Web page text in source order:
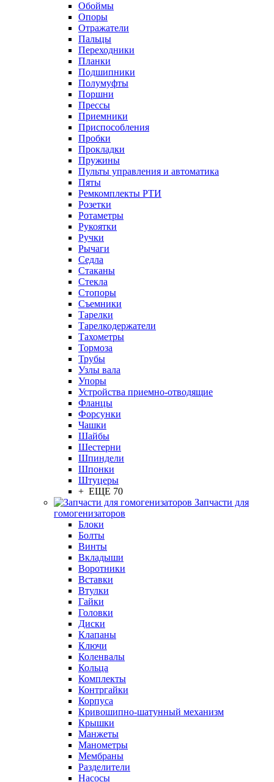
Обоймы
Опоры
Отражатели
Пальцы
Переходники
Планки
Подшипники
Полумуфты
Поршни
Прессы
Приемники
Приспособления
Пробки
Прокладки
Пружины
Пульты управления и автоматика
Пяты
Ремкомплекты РТИ
Розетки
Ротаметры
Рукоятки
Ручки
Рычаги
Седла
Стаканы
Стекла
Стопоры
Съемники
Тарелки
Тарелкодержатели
Тахометры
Тормоза
Трубы
Узлы вала
Упоры
Устройства приемно-отводящие
Фланцы
Форсунки
Чашки
Шайбы
Шестерни
Шпиндели
Шпонки
Штуцеры
+ ЕЩЕ 70
Запчасти для
гомогенизаторов
Блоки
Болты
Винты
Вкладыши
Воротники
Вставки
Втулки
Гайки
Головки
Диски
Клапаны
Ключи
Коленвалы
Кольца
Комплекты
Контргайки
Корпуса
Кривошипно-шатунный механизм
Крышки
Манжеты
Манометры
Мембраны
Разделители
Насосы